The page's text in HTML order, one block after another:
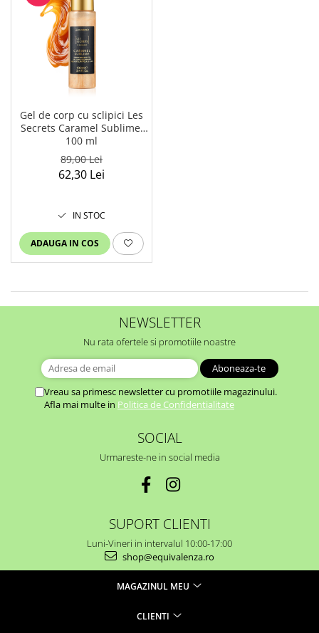
Gel de corp cu sclipici Les
Secrets Caramel Sublime,
100 ml
89,00 Lei
62,30 Lei
IN STOC
ADAUGA IN COS
NEWSLETTER
Nu rata ofertele si promotiile noastre
Vreau sa primesc newsletter cu promotiile magazinului.
Afla mai multe in Politica de Confidentialitate
SOCIAL
Urmareste-ne in social media
SUPORT CLIENTI
Luni-Vineri in intervalul 10:00-17:00
shop@equivalenza.ro
MAGAZINUL MEU
CLIENTI